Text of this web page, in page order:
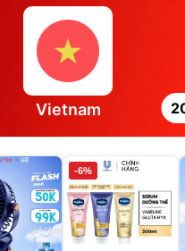
Vietnam
-6%